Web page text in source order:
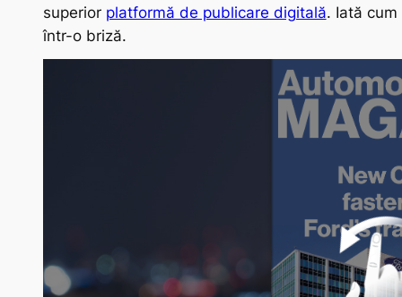
superior platformă de publicare digitală. Iată
într-o briză.